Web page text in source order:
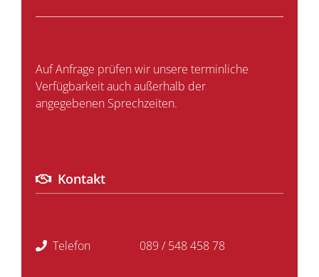
Auf Anfrage prüfen wir unsere terminliche
Verfügbarkeit auch außerhalb der
angegebenen Sprechzeiten.
Kontakt
Telefon 089 / 548 458 78